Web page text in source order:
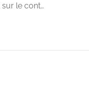
le cont…